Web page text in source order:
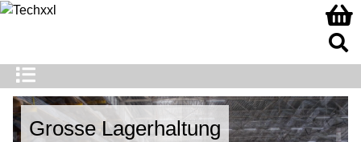
Breites Angebot
Grosse Lagerhaltung